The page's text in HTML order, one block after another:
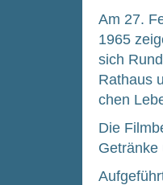
Am 27.
1965
sich
Rat­haus
chen
Die
Geträn­ke